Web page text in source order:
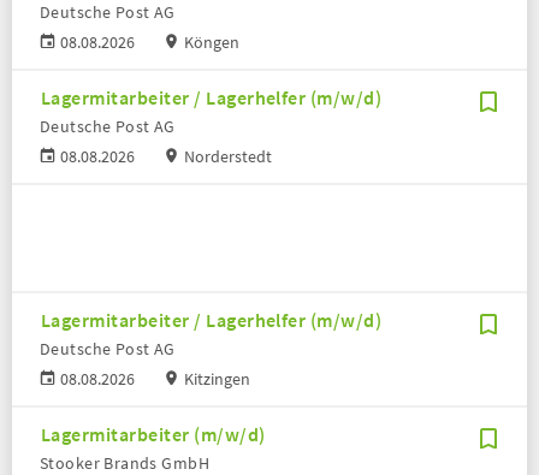
08.08.2026
Deutsche Post AG
Köngen
Lagermitarbeiter / Lagerhelfer (m/w/d)
08.08.2026
Deutsche Post AG
Norderstedt
Lagermitarbeiter / Lagerhelfer (m/w/d)
08.08.2026
Deutsche Post AG
Kitzingen
Lagermitarbeiter (m/w/d)
Stooker Brands GmbH